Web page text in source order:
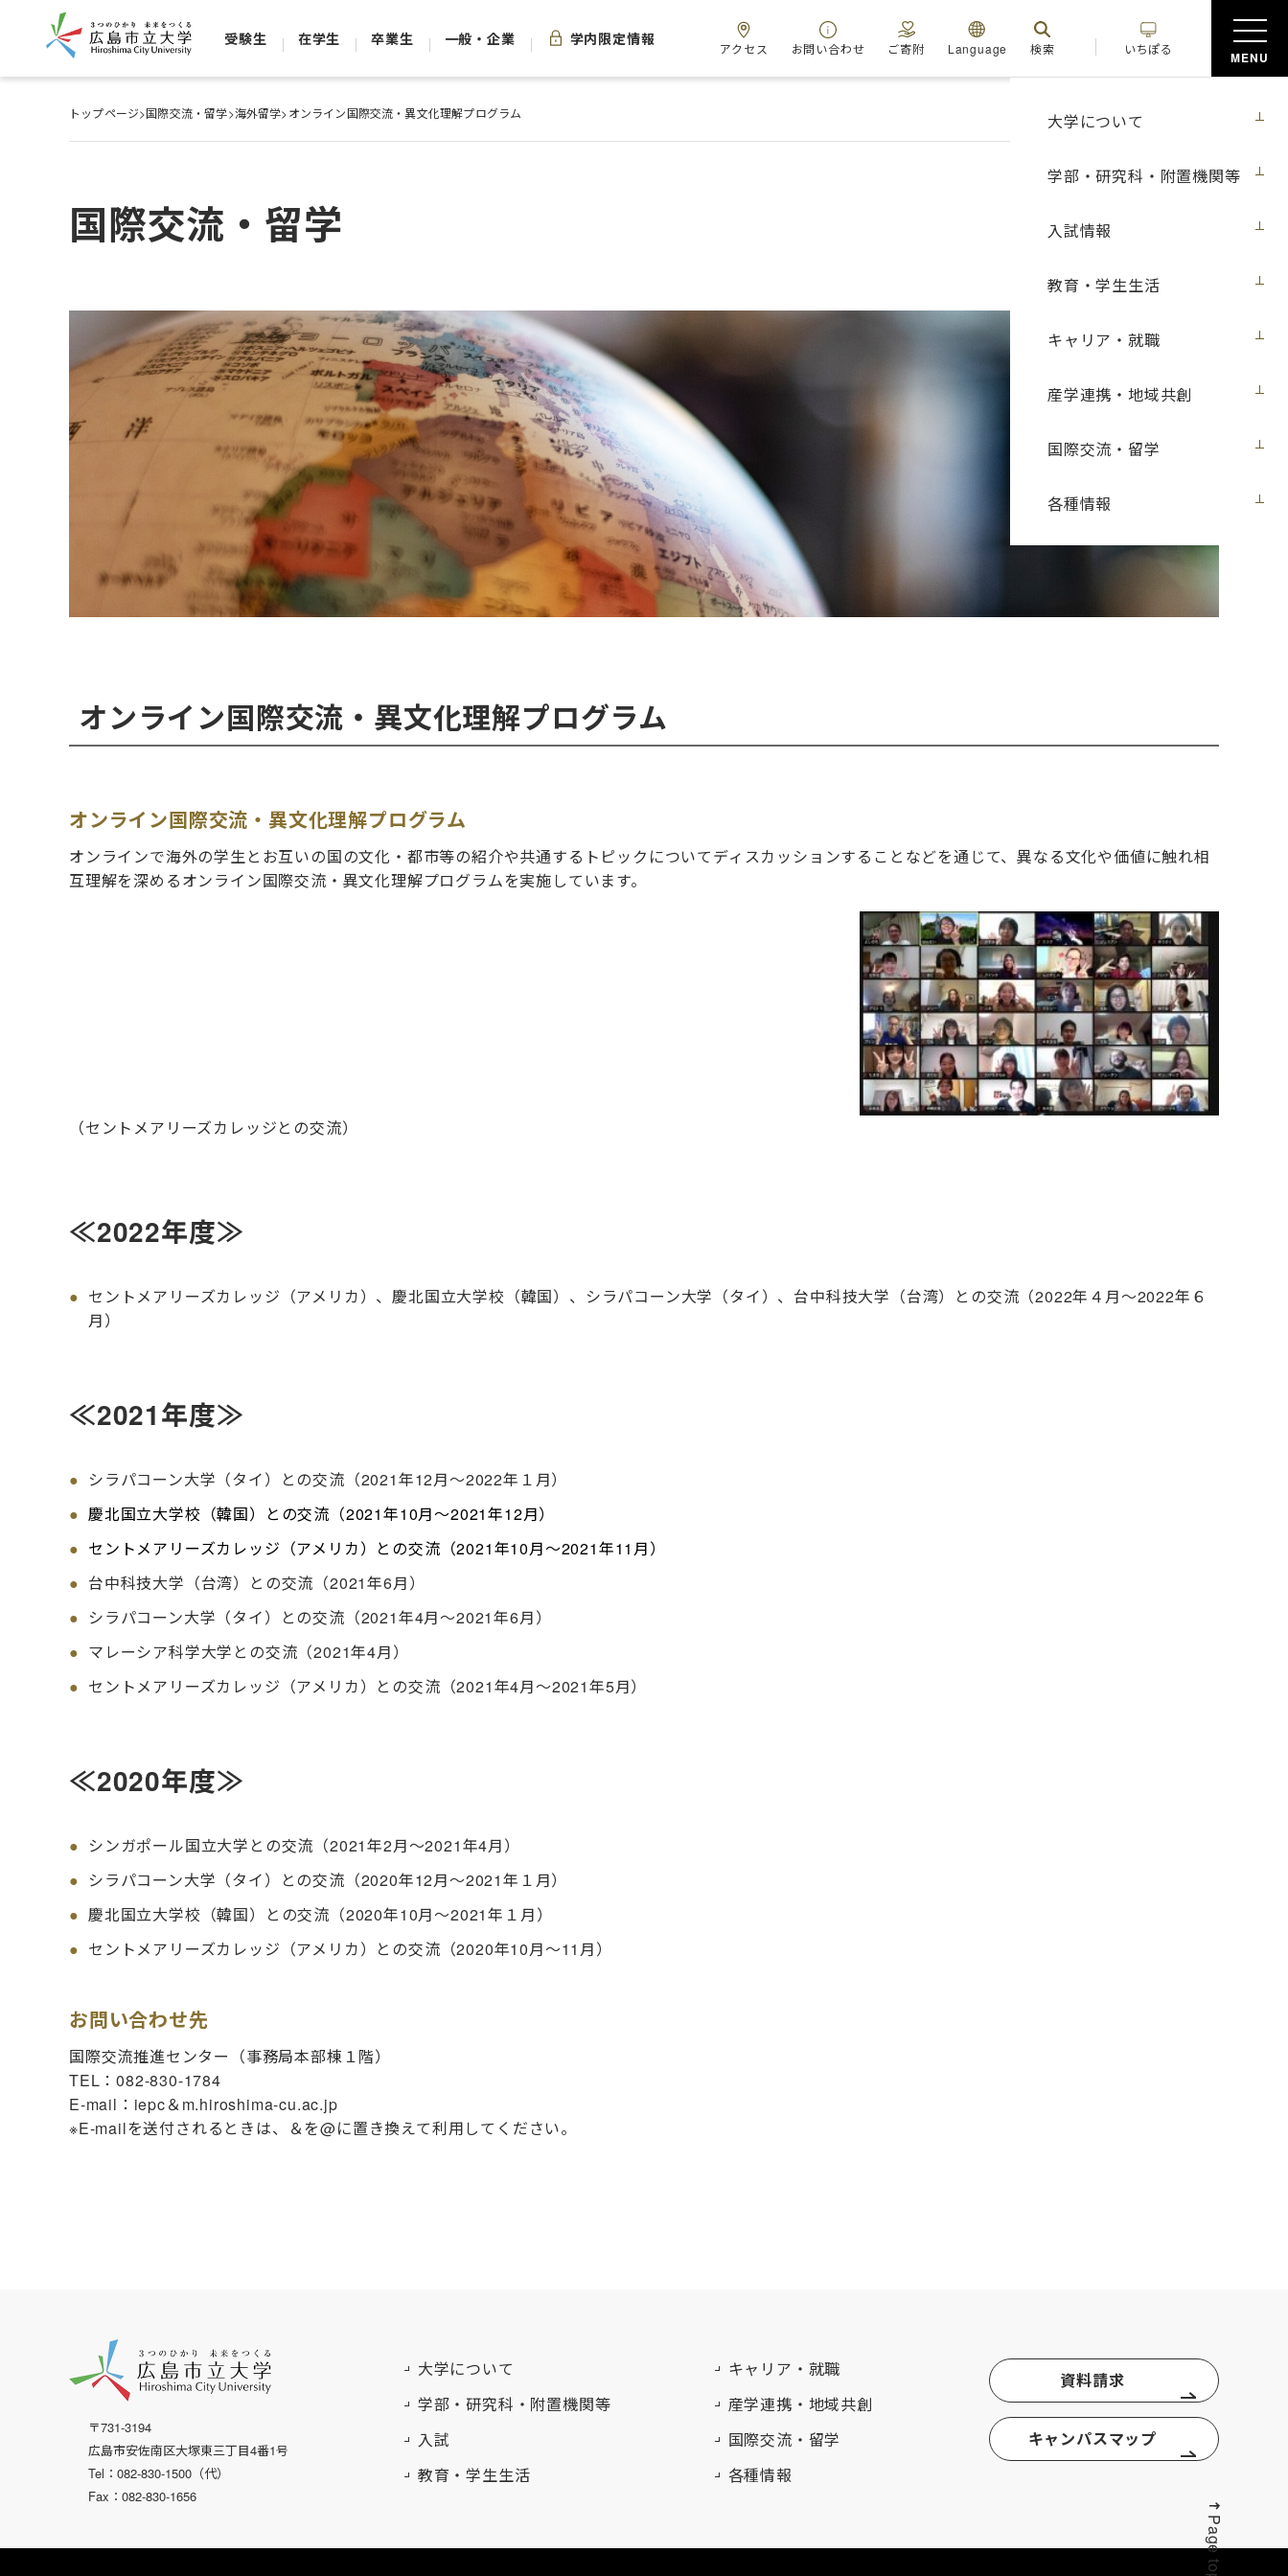
大学について
学部・研究科・附置機関等
入試情報
教育・学生生活
キャリア・就職
産学連携・地域共創
国際交流・留学
各種情報
受験生 在学生 卒業生 一般・企業 学内限定情報
アクセス お問い合わせ ご寄附 Language 検索 いちぽる
MENU
トップページ>国際交流・留学>海外留学>オンライン国際交流・異文化理解プログラム
国際交流・留学
オンライン国際交流・異文化理解プログラム
オンライン国際交流・異文化理解プログラム
オンラインで海外の学生とお互いの国の文化・都市等の紹介や共通するトピックについてディスカッションすることなどを通じて、異なる文化や価値に触れ相
互理解を深めるオンライン国際交流・異文化理解プログラムを実施しています。
（セントメアリーズカレッジとの交流）
≪2022年度≫
セントメアリーズカレッジ（アメリカ）、慶北国立大学校（韓国）、シラパコーン大学（タイ）、台中科技大学（台湾）との交流（2022年４月～2022年６
月）
≪2021年度≫
シラパコーン大学（タイ）との交流（2021年12月～2022年１月）
慶北国立大学校（韓国）との交流（2021年10月～2021年12月）
セントメアリーズカレッジ（アメリカ）との交流（2021年10月～2021年11月）
台中科技大学（台湾）との交流（2021年6月）
シラパコーン大学（タイ）との交流（2021年4月～2021年6月）
マレーシア科学大学との交流（2021年4月）
セントメアリーズカレッジ（アメリカ）との交流（2021年4月～2021年5月）
≪2020年度≫
シンガポール国立大学との交流（2021年2月～2021年4月）
シラパコーン大学（タイ）との交流（2020年12月～2021年１月）
慶北国立大学校（韓国）との交流（2020年10月～2021年１月）
セントメアリーズカレッジ（アメリカ）との交流（2020年10月～11月）
お問い合わせ先
国際交流推進センター（事務局本部棟１階）
TEL：082-830-1784
E-mail：iepc＆m.hiroshima-cu.ac.jp
※E-mailを送付されるときは、＆を@に置き換えて利用してください。
〒731-3194
広島市安佐南区大塚東三丁目4番1号
Tel：082-830-1500（代）
Fax：082-830-1656
大学について
学部・研究科・附置機関等
入試
教育・学生生活
キャリア・就職
産学連携・地域共創
国際交流・留学
各種情報
資料請求
キャンパスマップ
Page top